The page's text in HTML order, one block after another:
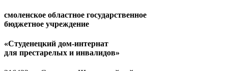
смоленское областное государственное
бюджетное учреждение
«Студенецкий дом-интернат
для престарелых и инвалидов»